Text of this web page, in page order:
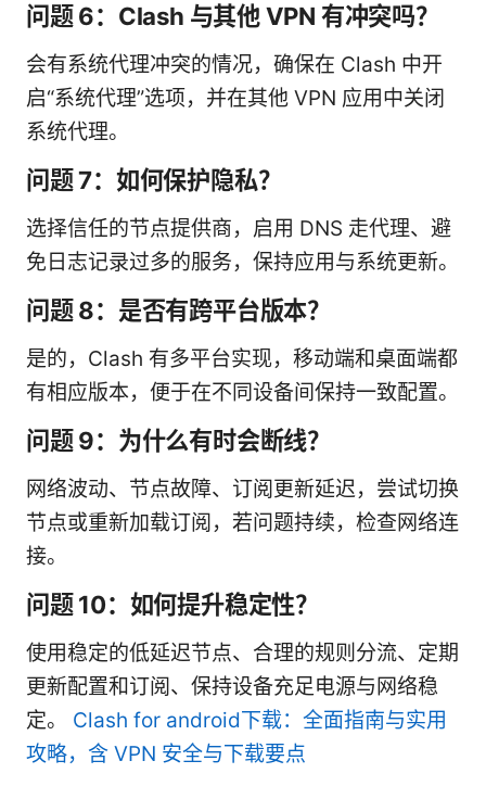
问题 6：Clash 与其他 VPN 有冲突吗？
会有系统代理冲突的情况，确保在 Clash 中开
启“系统代理”选项，并在其他 VPN 应用中关闭
系统代理。
问题 7：如何保护隐私？
选择信任的节点提供商，启用 DNS 走代理、避
免日志记录过多的服务，保持应用与系统更新。
问题 8：是否有跨平台版本？
是的，Clash 有多平台实现，移动端和桌面端都
有相应版本，便于在不同设备间保持一致配置。
问题 9：为什么有时会断线？
网络波动、节点故障、订阅更新延迟，尝试切换
节点或重新加载订阅，若问题持续，检查网络连
接。
问题 10：如何提升稳定性？
使用稳定的低延迟节点、合理的规则分流、定期
更新配置和订阅、保持设备充足电源与网络稳
定。 Clash for android下载：全面指南与实用
攻略，含 VPN 安全与下载要点